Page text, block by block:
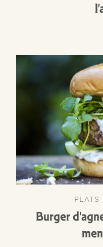
PLATS
Burger